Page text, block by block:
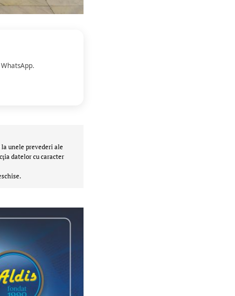
unele prevederi ale
datelor cu caracter